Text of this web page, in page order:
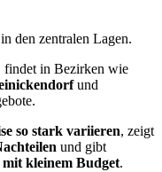
den zentralen Lagen.
findet in Bezirken wie
und
so stark variieren, zeigt
und gibt
kleinem Budget.